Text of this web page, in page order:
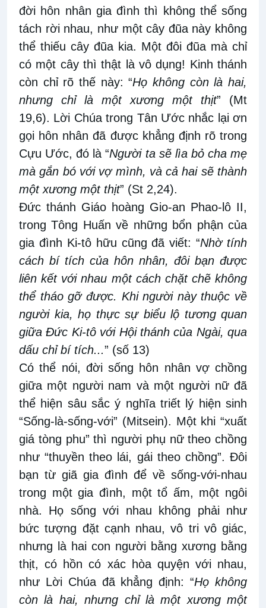
đời hôn nhân gia đình thì không thể sống
tách rời nhau, như một cây đũa này không
thể thiếu cây đũa kia. Một đôi đũa mà chỉ
có một cây thì thật là vô dụng! Kinh thánh
còn chỉ rõ thế này: “Họ không còn là hai,
nhưng chỉ là một xương một thịt” (Mt
19,6). Lời Chúa trong Tân Ước nhắc lại ơn
gọi hôn nhân đã được khẳng định rõ trong
Cựu Ước, đó là “Người ta sẽ lìa bỏ cha mẹ
mà gắn bó với vợ mình, và cả hai sẽ thành
một xương một thịt” (St 2,24).
Đức thánh Giáo hoàng Gio-an Phao-lô II,
trong Tông Huấn về những bổn phận của
gia đình Ki-tô hữu cũng đã viết: “Nhờ tính
cách bí tích của hôn nhân, đôi bạn được
liên kết với nhau một cách chặt chẽ không
thể tháo gỡ được. Khi người này thuộc về
người kia, họ thực sự biểu lộ tương quan
giữa Đức Ki-tô với Hội thánh của Ngài, qua
dấu chỉ bí tích...” (số 13)
Có thể nói, đời sống hôn nhân vợ chồng
giữa một người nam và một người nữ đã
thể hiện sâu sắc ý nghĩa triết lý hiện sinh
“Sống-là-sống-với” (Mitsein). Một khi “xuất
giá tòng phu” thì người phụ nữ theo chồng
như “thuyền theo lái, gái theo chồng”. Đôi
bạn từ giã gia đình để về sống-với-nhau
trong một gia đình, một tổ ấm, một ngôi
nhà. Họ sống với nhau không phải như
bức tượng đặt cạnh nhau, vô tri vô giác,
nhưng là hai con người bằng xương bằng
thịt, có hồn có xác hòa quyện với nhau,
như Lời Chúa đã khẳng định: “Họ không
còn là hai, nhưng chỉ là một xương một